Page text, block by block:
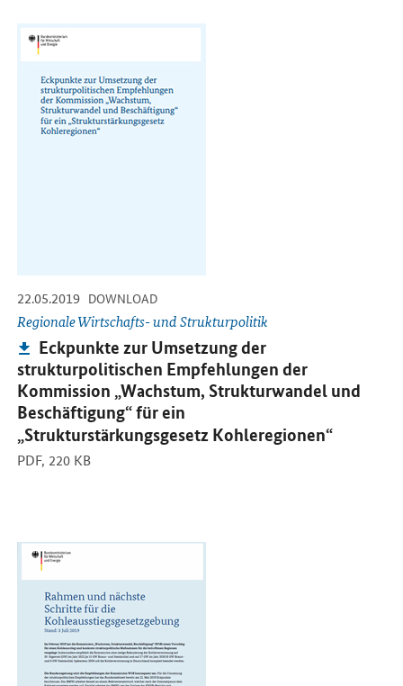
22.05.2019 -
DOWNLOAD-
Regionale Wirtschafts- und Strukturpolitik
Publikation:
Eckpunkte zur Umsetzung der
strukturpolitischen Empfehlungen der
Kommission „Wachstum, Strukturwandel und
Beschäftigung“ für ein
„Strukturstärkungsgesetz Kohleregionen“
PDF, 220 KB
Öffnet PDF "Eckpunkte zur Umsetzung der strukturpolitischen
Öffnet PDF "Rahmen und nächste Schritte für die